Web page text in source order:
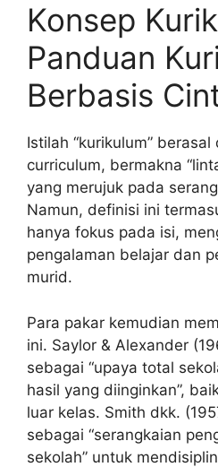
Konsep
Panduan
Berbasis
Istilah “kurikulum”
curriculum, bermakna
yang merujuk pada
Namun, definisi ini
hanya fokus pada isi,
pengalaman belajar dan
murid.
Para pakar kemudian
ini. Saylor & Alexander
sebagai “upaya total
hasil yang diinginkan”,
luar kelas. Smith dkk.
sebagai “serangkaian
sekolah” untuk